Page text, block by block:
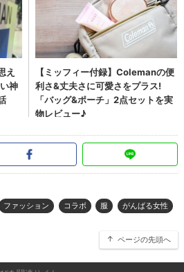
ファッション コラボ 服 がんばる女性
ページの先頭へ